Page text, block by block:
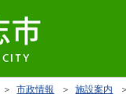
＞市政情報 ＞施設案内